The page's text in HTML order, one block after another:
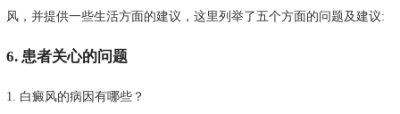
风，并提供一些生活方面的建议，这里列举了五个方面的问题及建议:
6. 患者关心的问题
1. 白癜风的病因有哪些？